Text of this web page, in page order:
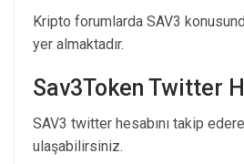
Kripto forumlarda SAV3
yer almaktadır.
Sav3Token Twitter
SAV3 twitter hesabını takip
ulaşabilirsiniz.